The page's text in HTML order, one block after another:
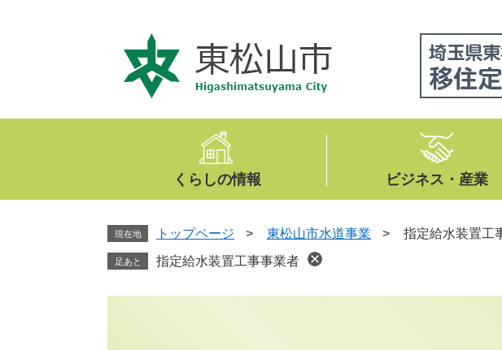
文
くらしの情報 ビジネス・産業
現在地 トップページ > 東松山市水道事業 > 指定給水装置工
足あと 指定給水装置工事事業者